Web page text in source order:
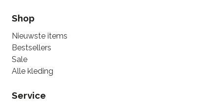
Shop
Nieuwste items
Bestsellers
Sale
Alle kleding
Service